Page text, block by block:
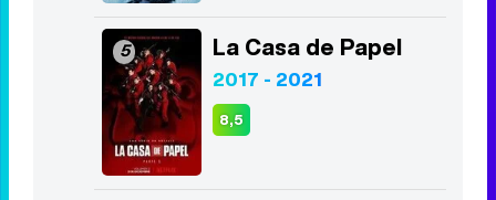
8,1
4 Juego de Tronos
8,2